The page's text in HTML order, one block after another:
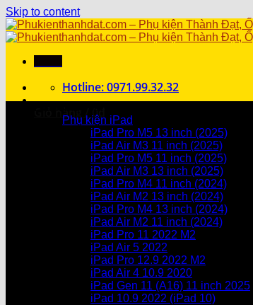
Skip to content
Hotline: 0971.99.32.32
Giỏ hàng / 0₫
Chưa có sản phẩm trong giỏ hàng.
Chưa có sản phẩm trong giỏ hàng.
Phụ kiện iPad
iPad Pro M5 13 inch (2025)
iPad Air M3 11 inch (2025)
iPad Pro M5 11 inch (2025)
iPad Air M3 13 inch (2025)
iPad Pro M4 11 inch (2024)
iPad Air M2 13 inch (2024)
iPad Pro M4 13 inch (2024)
iPad Air M2 11 inch (2024)
iPad Pro 11 2022 M2
iPad Air 5 2022
iPad Pro 12.9 2022 M2
iPad Air 4 10.9 2020
iPad Gen 11 (A16) 11 inch 2025
iPad 10.9 2022 (iPad 10)